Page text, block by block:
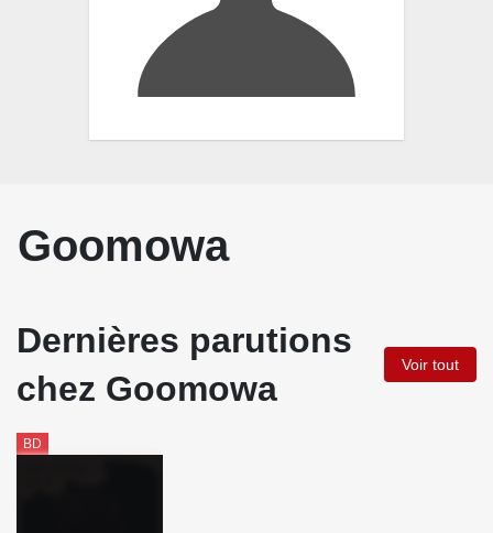
Goomowa
Dernières parutions
chez Goomowa
Voir tout
BD